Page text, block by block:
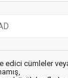
edici cümleler